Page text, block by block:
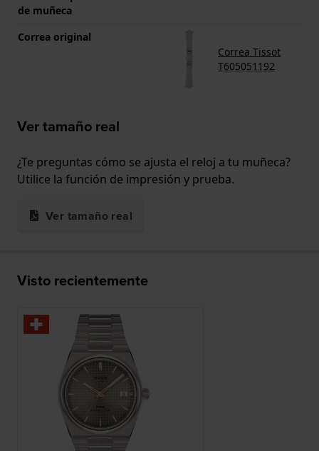
de muñeca
Correa original
Correa Tissot
T605051192
Ver tamaño real
¿Te preguntas cómo se ajusta el reloj a tu muñeca?
Utilice la función de impresión y prueba.
Ver tamaño real
Visto recientemente